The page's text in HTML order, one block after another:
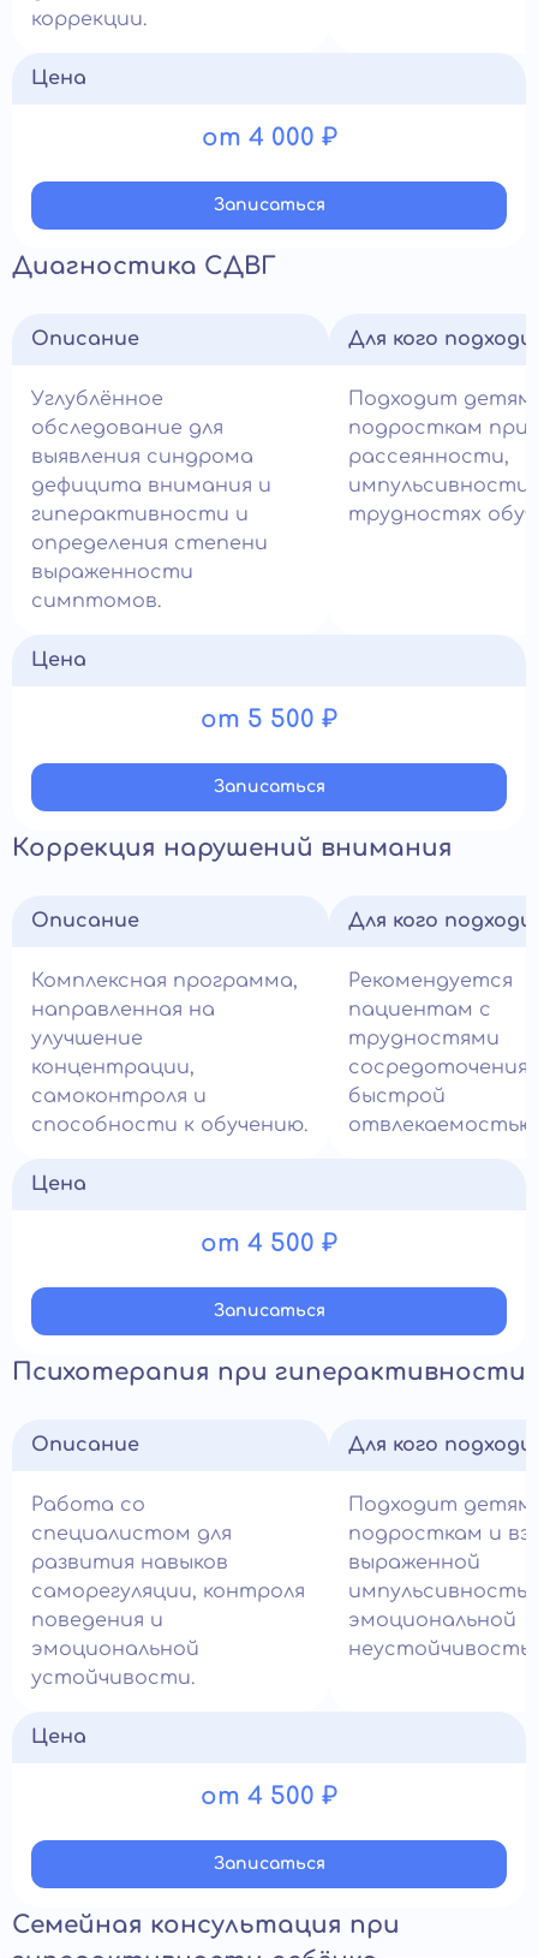
коррекции.
Цена
от 4 000 ₽
Записатьcя
Диагностика СДВГ
Описание
Углублённое
обследование для
выявления синдрома
дефицита внимания и
гиперактивности и
определения степени
выраженности
симптомов.
Для кого
Подходит детям
подросткам при
рассеянности,
импульсивности
трудностях
Цена
от 5 500 ₽
Записатьcя
Коррекция нарушений внимания
Описание
Комплексная программа,
направленная на
улучшение
концентрации,
самоконтроля и
способности к обучению.
Для кого
Рекомендуется
пациентам с
трудностями
сосредоточения
быстрой
отвлекаемостью.
Цена
от 4 500 ₽
Записатьcя
Психотерапия при гиперактивности
Описание
Работа со
специалистом для
развития навыков
саморегуляции, контроля
поведения и
эмоциональной
устойчивости.
Для кого
Подходит детям,
подросткам и
выраженной
эмоциональной
Цена
от 4 500 ₽
Записатьcя
Семейная консультация при